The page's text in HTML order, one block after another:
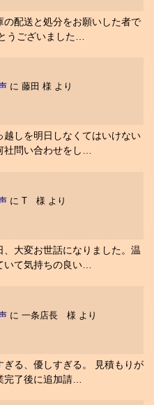
の配送と処分をお願いした者で
うございました…
に 藤田 様 より
越しを明日しなくてはいけない
社問い合わせをし…
に T 様 より
、大変お世話になりました。温
いて気持ちの良い…
に 一条店長 様 より
ぎる、優しすぎる。 見積もりが
完了後に追加請…